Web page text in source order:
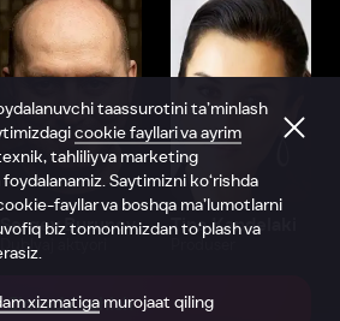
Sergey Burunov
Dublyaj aktyori
Tina Kandelaki
Ilovada ochish
taassurotini ta’minlash
cookie fayllari va ayrim
tahliliy va marketing
Saytimizni ko‘rishda
fayllar va boshqa ma’lumotlarni
biz tomonimizdan to‘plash va
xizmatiga murojaat qiling